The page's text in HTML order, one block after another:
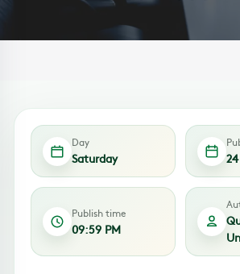
Day
Saturday
Publish time
09:59 PM